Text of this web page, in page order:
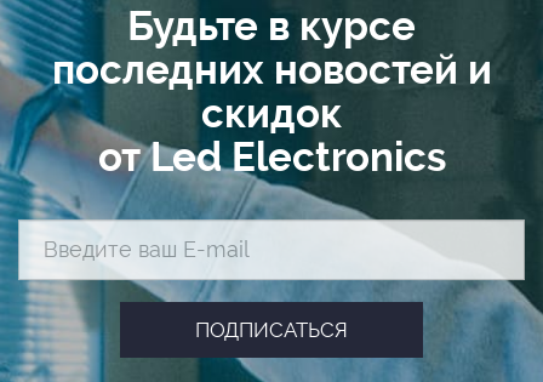
Будьте в курсе
последних новостей и
скидок
от Led Electronics